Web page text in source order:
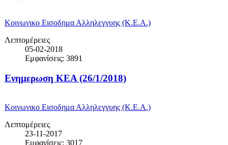
Κοινωνικο Εισοδημα Αλληλεγγυης (Κ.Ε.Α.)
Λεπτομέρειες
05-02-2018
Εμφανίσεις: 3891
Ενημερωση ΚΕΑ (26/1/2018)
Κοινωνικο Εισοδημα Αλληλεγγυης (Κ.Ε.Α.)
Λεπτομέρειες
23-11-2017
Εμφανίσεις: 3017